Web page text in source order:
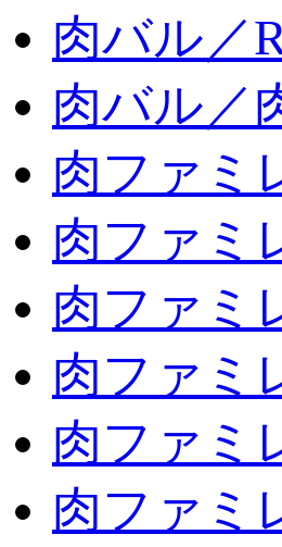
肉バル／
肉バル／
肉ファミ
肉ファミ
肉ファミ
肉ファミ
肉ファミ
肉ファミ